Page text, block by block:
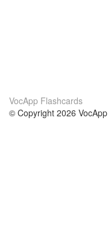
VocApp Flashcards
© Copyright 2026 VocApp